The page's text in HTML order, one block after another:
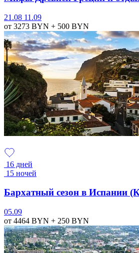
21.08 11.09
от 3273 BYN + 500 BYN
16 дней
15 ночей
Бархатный сезон в Испании
05.09
от 4464 BYN + 250 BYN